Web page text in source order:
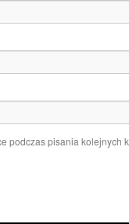
podczas pisania kolejnych